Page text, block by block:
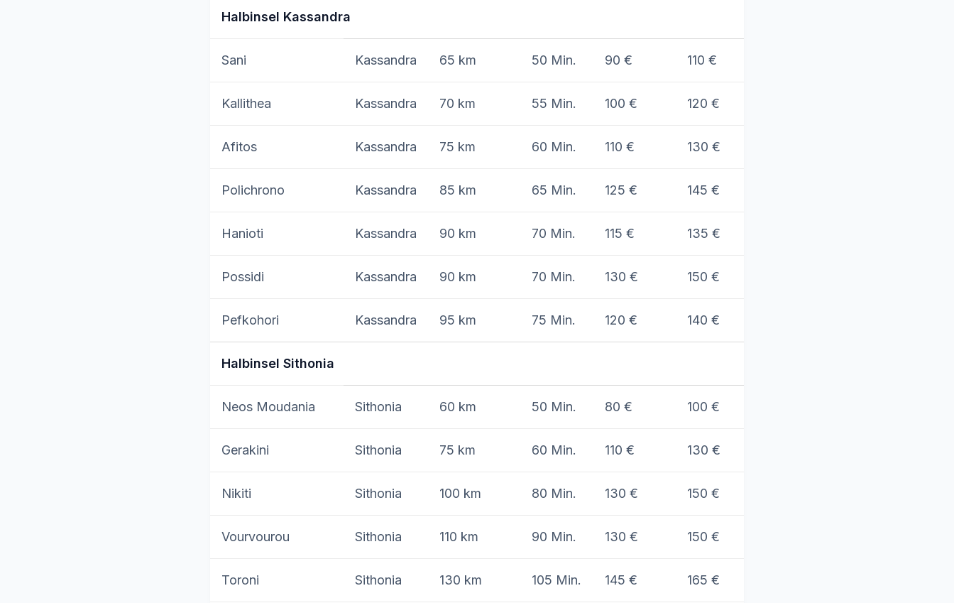
Halbinsel Kassandra
Sani Kassandra 65 km 50 Min. 90 € 110 €
Kallithea Kassandra 70 km 55 Min. 100 € 120 €
Afitos Kassandra 75 km 60 Min. 110 € 130 €
Polichrono Kassandra 85 km 65 Min. 125 € 145 €
Hanioti Kassandra 90 km 70 Min. 115 € 135 €
Possidi Kassandra 90 km 70 Min. 130 € 150 €
Pefkohori Kassandra 95 km 75 Min. 120 € 140 €
Halbinsel Sithonia
Neos Moudania Sithonia 60 km 50 Min. 80 € 100 €
Gerakini Sithonia 75 km 60 Min. 110 € 130 €
Nikiti Sithonia 100 km 80 Min. 130 € 150 €
Vourvourou Sithonia 110 km 90 Min. 130 € 150 €
Toroni Sithonia 130 km 105 Min. 145 € 165 €